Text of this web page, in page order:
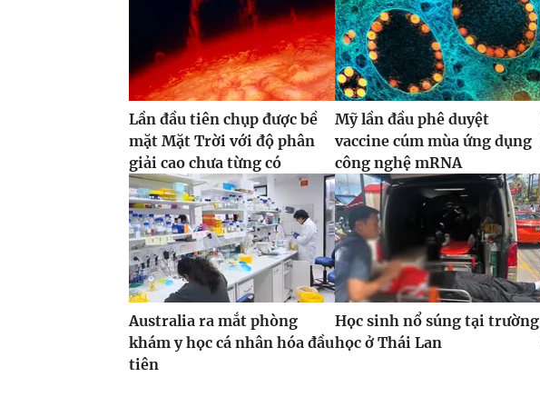
Lần đầu tiên chụp được bề
mặt Mặt Trời với độ phân
giải cao chưa từng có
Mỹ lần đầu phê duyệt
vaccine cúm mùa ứng dụng
công nghệ mRNA
Australia ra mắt phòng
khám y học cá nhân hóa đầu
tiên
Học sinh nổ súng tại trường
học ở Thái Lan